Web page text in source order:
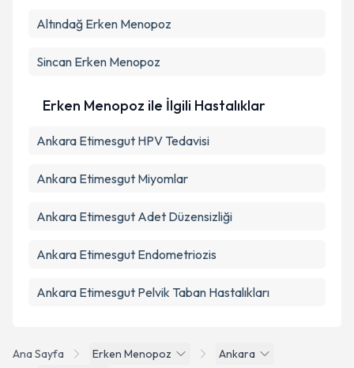
Ana Sayfa Erken Menopoz
Ankara
Altındağ Erken Menopoz
Sincan Erken Menopoz
Erken Menopoz ile İlgili Hastalıklar
Ankara Etimesgut HPV Tedavisi
Ankara Etimesgut Miyomlar
Ankara Etimesgut Adet Düzensizliği
Ankara Etimesgut Endometriozis
Ankara Etimesgut Pelvik Taban Hastalıkları